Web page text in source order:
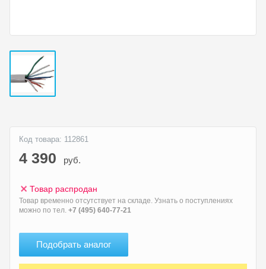
Код товара: 112861
4 390 руб.
Товар распродан
Товар временно отсутствует на складе. Узнать о поступлениях
можно по тел. +7 (495) 640-77-21
Подобрать аналог